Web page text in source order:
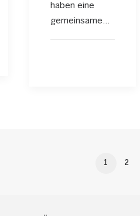
haben eine
gemeinsame…
1 2